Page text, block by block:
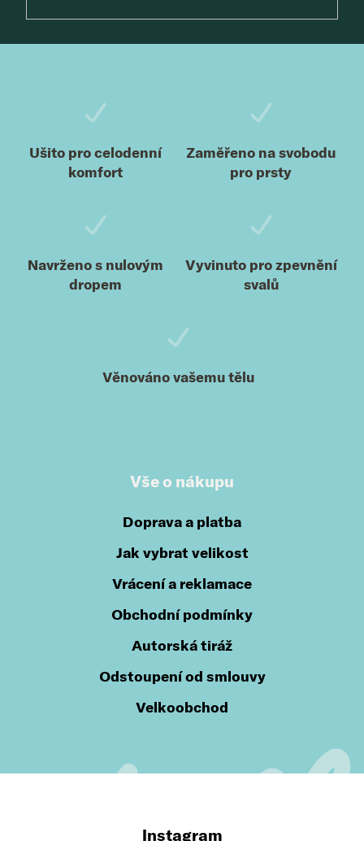
Ušito pro celodenní
komfort
Zaměřeno na svobodu
pro prsty
Navrženo s nulovým
dropem
Vyvinuto pro zpevnění
svalů
Věnováno vašemu tělu
Vše o nákupu
Doprava a platba
Jak vybrat velikost
Vrácení a reklamace
Obchodní podmínky
Autorská tiráž
Odstoupení od smlouvy
Velkoobchod
Instagram